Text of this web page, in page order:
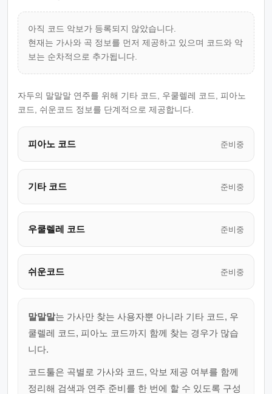
아직 코드 악보가 등록되지 않았습니다.
현재는 가사와 곡 정보를 먼저 제공하고 있으며 코드와 악
보는 순차적으로 추가됩니다.
자두의 말말말 연주를 위해 기타 코드, 우쿨렐레 코드, 피아노
코드, 쉬운코드 정보를 단계적으로 제공합니다.
피아노 코드 준비중
기타 코드 준비중
우쿨렐레 코드 준비중
쉬운코드 준비중
말말말는 가사만 찾는 사용자뿐 아니라 기타 코드, 우
쿨렐레 코드, 피아노 코드까지 함께 찾는 경우가 많습
니다.
코드툴은 곡별로 가사와 코드, 악보 제공 여부를 함께
정리해 검색과 연주 준비를 한 번에 할 수 있도록 구성